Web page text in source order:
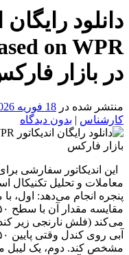
در بازار
منتشر شده در 18 فوریه 2026
کارشناس | بدون دیدگاه
معاملات و تحلیل
مشخص کند. دوم، یک لیبل